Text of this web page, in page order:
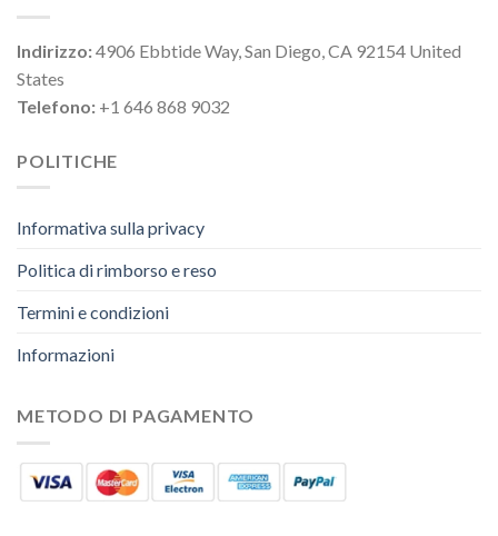
Indirizzo:4906 Ebbtide Way, San Diego, CA 92154 United
States
Telefono: +1 646 868 9032
POLITICHE
Informativa sulla privacy
Politica di rimborso e reso
Termini e condizioni
Informazioni
METODO DI PAGAMENTO